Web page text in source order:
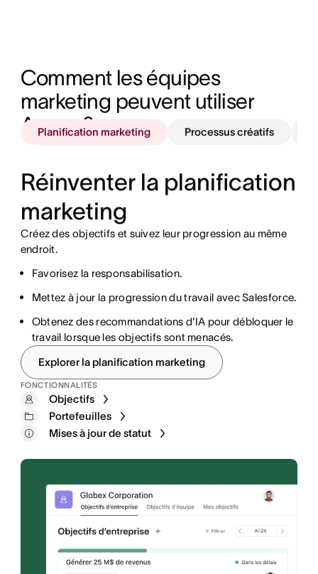
Comment les équipes
marketing peuvent utiliser
Asana ?
Planification marketing Processus créatifs
Réinventer la planification
marketing
Créez des objectifs et suivez leur progression au même
endroit.
Favorisez la responsabilisation.
Mettez à jour la progression du travail avec Salesforce.
Obtenez des recommandations d'IA pour débloquer le
travail lorsque les objectifs sont menacés.
Explorer la planification marketing
FONCTIONNALITÉS
Objectifs
Portefeuilles
Mises à jour de statut
Uniformisez les demandes et gagnez en efficacité.
Automatisez les étapes répétitives.
Associez les outils créatifs à Asana pour faciliter les
retours des parties prenantes.
Formulaires
Règles
actions groupées
Bénéficiez d’une vue d’ensemble sur votre travail.
Organisez les tâches au même endroit.
Tenez les parties prenantes informées avec des
tableaux de bord.
Tableaux de bord de rapports
Portefeuilles
Projets